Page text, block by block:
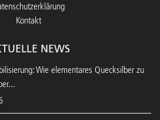
Kontakt
NEWS
Wie elementares Quecksilber zu